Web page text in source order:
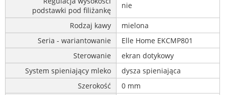
podstawki pod filiżankę
nie
Rodzaj kawy
mielona
Seria - wariantowanie
Elle Home EKCMP801
Sterowanie
ekran dotykowy
System spieniający mleko
dysza spieniająca
Szerokość
0 mm